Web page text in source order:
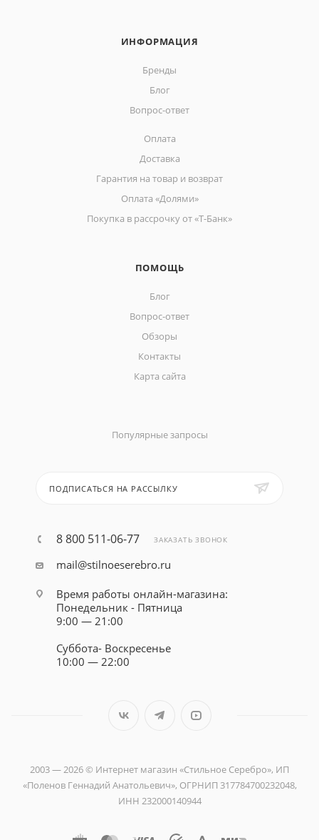
ИНФОРМАЦИЯ
Бренды
Блог
Вопрос-ответ
Оплата
Доставка
Гарантия на товар и возврат
Оплата «Долями»
Покупка в рассрочку от «Т-Банк»
ПОМОЩЬ
Блог
Вопрос-ответ
Обзоры
Контакты
Карта сайта
Популярные запросы
ПОДПИСАТЬСЯ НА РАССЫЛКУ
8 800 511-06-77 ЗАКАЗАТЬ ЗВОНОК
mail@stilnoeserebro.ru
Время работы онлайн-магазина:
Понедельник - Пятница
9:00 — 21:00
Суббота- Воскресенье
10:00 — 22:00
2003 — 2026 © Интернет магазин «Стильное Серебро», ИП
«Поленов Геннадий Анатольевич», ОГРНИП 317784700232048,
ИНН 232000140944